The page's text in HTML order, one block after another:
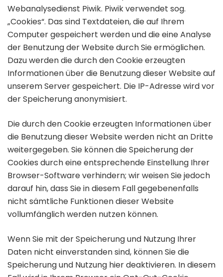
Webanalysedienst Piwik. Piwik verwendet sog.
„Cookies“. Das sind Textdateien, die auf Ihrem
Computer gespeichert werden und die eine Analyse
der Benutzung der Website durch Sie ermöglichen.
Dazu werden die durch den Cookie erzeugten
Informationen über die Benutzung dieser Website auf
unserem Server gespeichert. Die IP-Adresse wird vor
der Speicherung anonymisiert.
Die durch den Cookie erzeugten Informationen über
die Benutzung dieser Website werden nicht an Dritte
weitergegeben. Sie können die Speicherung der
Cookies durch eine entsprechende Einstellung Ihrer
Browser-Software verhindern; wir weisen Sie jedoch
darauf hin, dass Sie in diesem Fall gegebenenfalls
nicht sämtliche Funktionen dieser Website
vollumfänglich werden nutzen können.
Wenn Sie mit der Speicherung und Nutzung Ihrer
Daten nicht einverstanden sind, können Sie die
Speicherung und Nutzung hier deaktivieren. In diesem